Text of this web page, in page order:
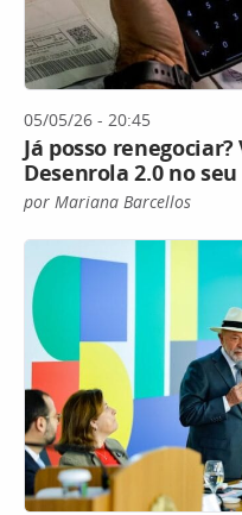
05/05/26 - 20:45
Já posso
Desenrola 2.0 no
por Mariana Barcellos